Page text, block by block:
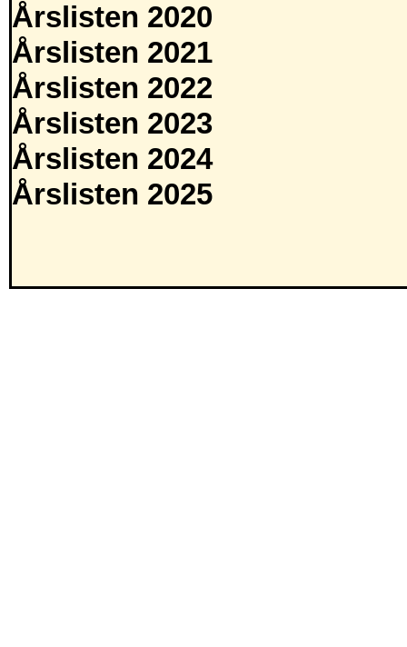
Årslisten 2020
Årslisten 2021
Årslisten 2022
Årslisten 2023
Årslisten 2024
Årslisten 2025